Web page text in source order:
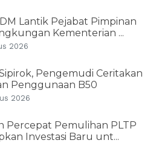
Lantik Pejabat Pimpinan
Kementerian ...
2026
Pengemudi Ceritakan
Penggunaan B50
2026
Percepat Pemulihan PLTP
Investasi Baru unt...